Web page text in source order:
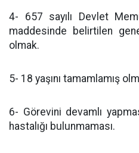
4- 657 sayılı Devlet
maddesinde belirtilen
olmak.
5- 18 yaşını tamamlamış
6- Görevini devamlı
hastalığı bulunmaması.